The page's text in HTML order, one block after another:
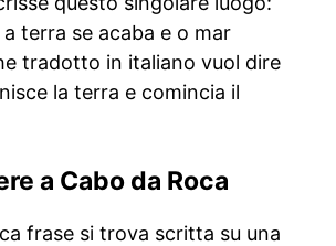
terra se acaba e o mar
tradotto in italiano vuol dire
la terra e comincia il
a Cabo da Roca
frase si trova scritta su una